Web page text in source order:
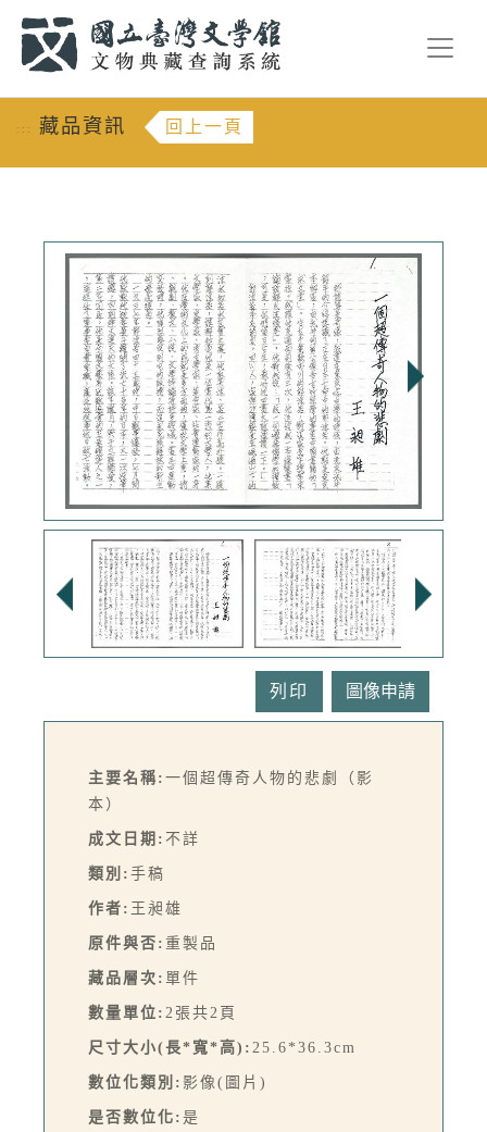
::: 藏品資訊 回上一頁
列印
主要名稱: 一個超傳奇人物的悲劇（影
本）
成文日期: 不詳
類別: 手稿
作者: 王昶雄
原件與否: 重製品
藏品層次: 單件
數量單位: 2張共2頁
尺寸大小(長*寬*高): 25.6*36.3cm
數位化類別: 影像(圖片)
是否數位化: 是